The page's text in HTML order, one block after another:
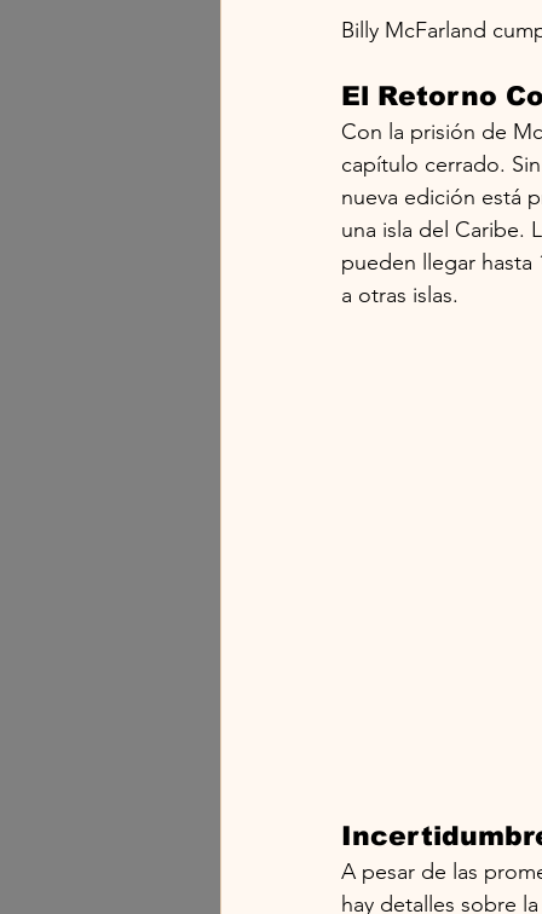
Billy McFarland
El Retorno
Con la prisión de
capítulo cerrado.
nueva edición está
una isla del Caribe.
pueden llegar hasta
a otras islas.
A pesar de las
hay detalles sobre